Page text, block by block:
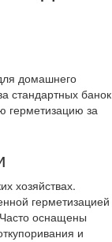
домашнего
стандартных банок
герметизацию за
хозяйствах.
герметизацией
оснащены
и